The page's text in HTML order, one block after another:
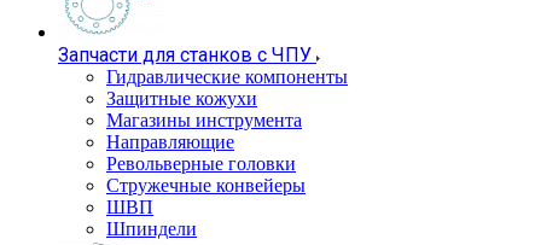
Запчасти для станков с ЧПУ
Гидравлические компоненты
Защитные кожухи
Магазины инструмента
Направляющие
Револьверные головки
Стружечные конвейеры
ШВП
Шпиндели